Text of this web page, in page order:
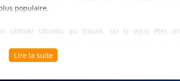
populaire.
utilisez Ubuntu au travail, ou si vous êtes
Lire la suite